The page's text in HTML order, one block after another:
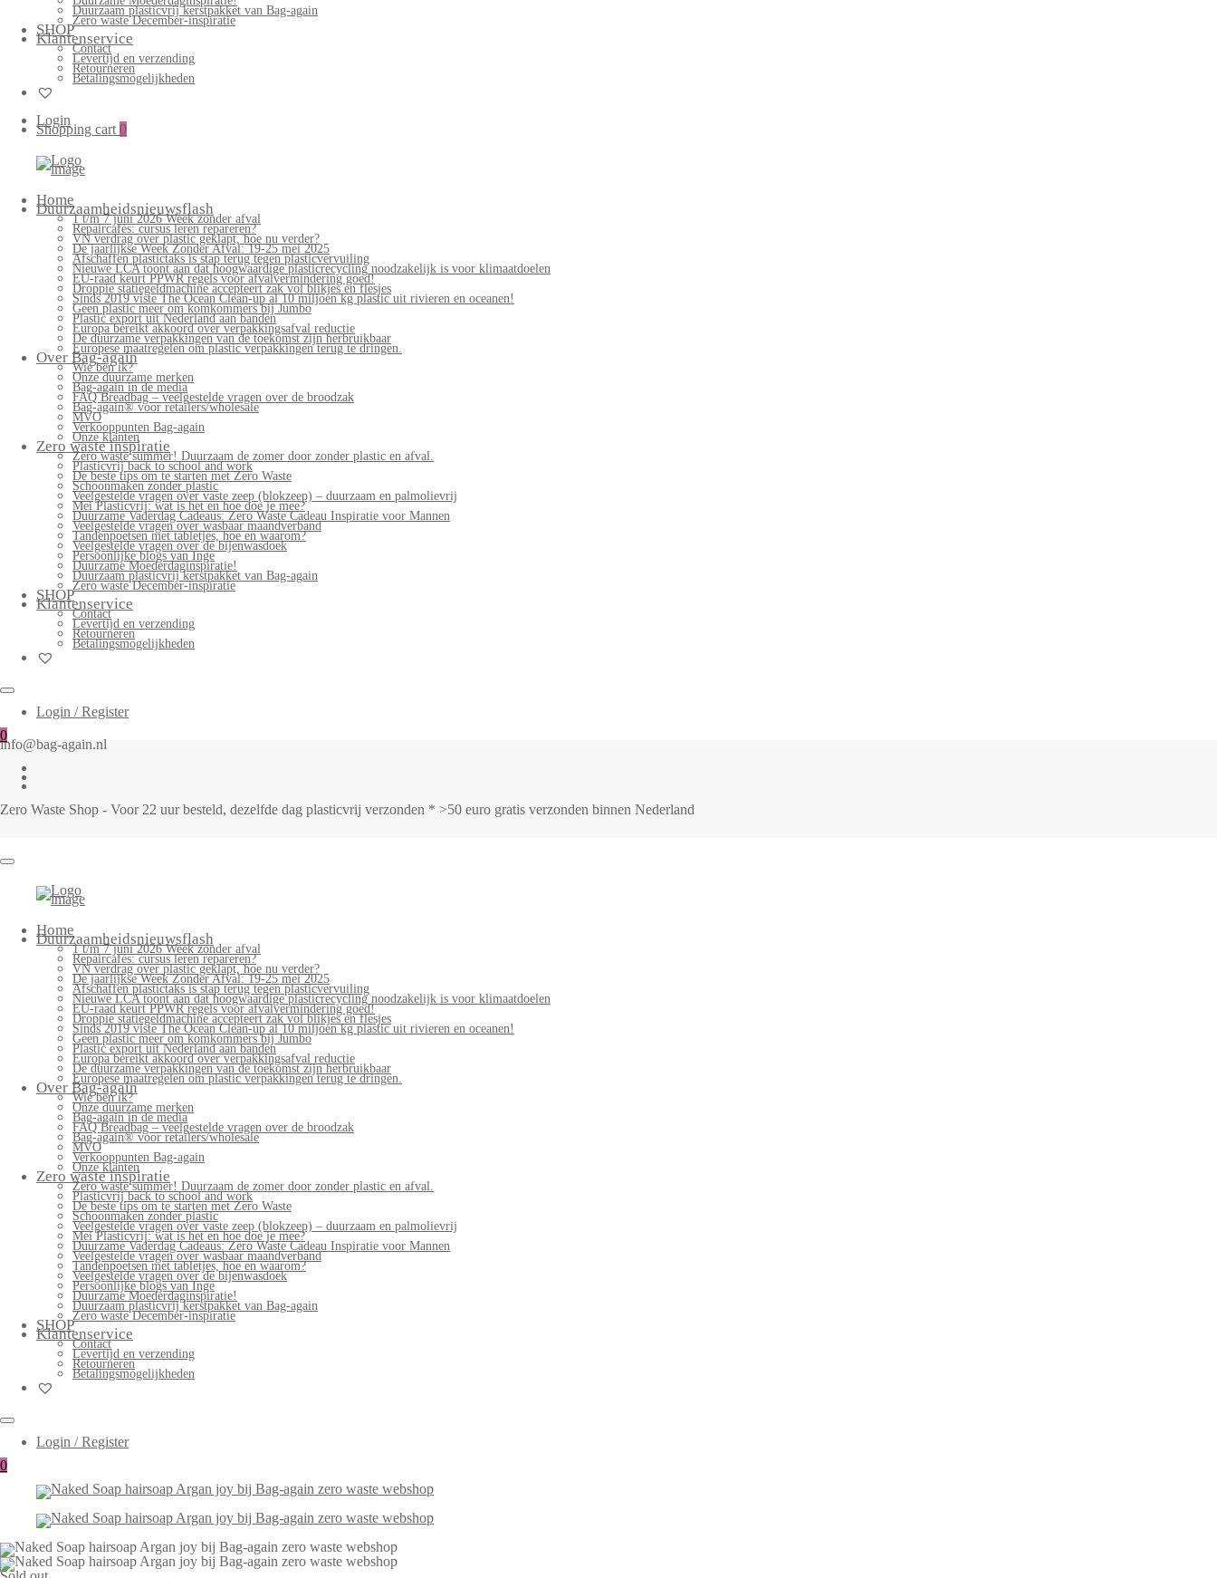
Duurzaam plasticvrij kerstpakket van Bag-again
Zero waste December-inspiratie
SHOP
Klantenservice
Contact
Levertijd en verzending
Retourneren
Betalingsmogelijkheden
Login
Shopping cart 0
again
Primary
Menu Home
Duurzaamheidsnieuwsflash
1 t/m 7 juni 2026 Week zonder afval
Repaircafés: cursus leren repareren?
VN verdrag over plastic geklapt, hoe nu verder?
De jaarlijkse Week Zonder Afval: 19-25 mei 2025
Afschaffen plastictaks is stap terug tegen plasticvervuiling
Nieuwe LCA toont aan dat hoogwaardige plasticrecycling noodzakelijk is voor klimaatdoelen
EU-raad keurt PPWR regels voor afvalvermindering goed!
Droppie statiegeldmachine accepteert zak vol blikjes en flesjes
Sinds 2019 viste The Ocean Clean-up al 10 miljoen kg plastic uit rivieren en oceanen!
Geen plastic meer om komkommers bij Jumbo
Plastic export uit Nederland aan banden
Europa bereikt akkoord over verpakkingsafval reductie
De duurzame verpakkingen van de toekomst zijn herbruikbaar
Europese maatregelen om plastic verpakkingen terug te dringen.
Over Bag-again
Wie ben ik?
Onze duurzame merken
Bag-again in de media
FAQ Breadbag – veelgestelde vragen over de broodzak
Bag-again® voor retailers/wholesale
MVO
Verkooppunten Bag-again
Onze klanten
Zero waste inspiratie
Zero waste summer! Duurzaam de zomer door zonder plastic en afval.
Plasticvrij back to school and work
De beste tips om te starten met Zero Waste
Schoonmaken zonder plastic
Veelgestelde vragen over vaste zeep (blokzeep) – duurzaam en palmolievrij
Mei Plasticvrij: wat is het en hoe doe je mee?
Duurzame Vaderdag Cadeaus: Zero Waste Cadeau Inspiratie voor Mannen
Veelgestelde vragen over wasbaar maandverband
Tandenpoetsen met tabletjes, hoe en waarom?
Veelgestelde vragen over de bijenwasdoek
Persoonlijke blogs van Inge
Duurzame Moederdaginspiratie!
Duurzaam plasticvrij kerstpakket van Bag-again
Zero waste December-inspiratie
SHOP
Klantenservice
Contact
Levertijd en verzending
Retourneren
Betalingsmogelijkheden
Login / Register
0
info@bag-again.nl
Zero Waste Shop - Voor 22 uur besteld, dezelfde dag plasticvrij verzonden * >50 euro gratis verzonden binnen Nederland
again
Primary
Menu Home
Duurzaamheidsnieuwsflash
1 t/m 7 juni 2026 Week zonder afval
Repaircafés: cursus leren repareren?
VN verdrag over plastic geklapt, hoe nu verder?
De jaarlijkse Week Zonder Afval: 19-25 mei 2025
Afschaffen plastictaks is stap terug tegen plasticvervuiling
Nieuwe LCA toont aan dat hoogwaardige plasticrecycling noodzakelijk is voor klimaatdoelen
EU-raad keurt PPWR regels voor afvalvermindering goed!
Droppie statiegeldmachine accepteert zak vol blikjes en flesjes
Sinds 2019 viste The Ocean Clean-up al 10 miljoen kg plastic uit rivieren en oceanen!
Geen plastic meer om komkommers bij Jumbo
Plastic export uit Nederland aan banden
Europa bereikt akkoord over verpakkingsafval reductie
De duurzame verpakkingen van de toekomst zijn herbruikbaar
Europese maatregelen om plastic verpakkingen terug te dringen.
Over Bag-again
Wie ben ik?
Onze duurzame merken
Bag-again in de media
FAQ Breadbag – veelgestelde vragen over de broodzak
Bag-again® voor retailers/wholesale
MVO
Verkooppunten Bag-again
Onze klanten
Zero waste inspiratie
Zero waste summer! Duurzaam de zomer door zonder plastic en afval.
Plasticvrij back to school and work
De beste tips om te starten met Zero Waste
Schoonmaken zonder plastic
Veelgestelde vragen over vaste zeep (blokzeep) – duurzaam en palmolievrij
Mei Plasticvrij: wat is het en hoe doe je mee?
Duurzame Vaderdag Cadeaus: Zero Waste Cadeau Inspiratie voor Mannen
Veelgestelde vragen over wasbaar maandverband
Tandenpoetsen met tabletjes, hoe en waarom?
Veelgestelde vragen over de bijenwasdoek
Persoonlijke blogs van Inge
Duurzame Moederdaginspiratie!
Duurzaam plasticvrij kerstpakket van Bag-again
Zero waste December-inspiratie
SHOP
Klantenservice
Contact
Levertijd en verzending
Retourneren
Betalingsmogelijkheden
Login / Register
0